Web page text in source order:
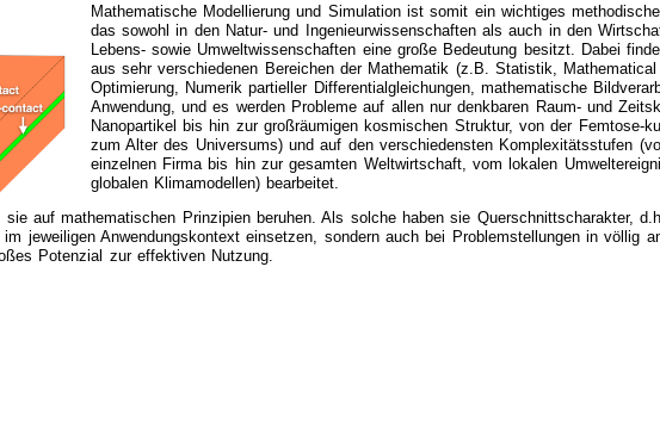
Mathematische Modellierung und Simulation ist somit ein wichtiges
das sowohl in den Natur- und Ingenieurwissenschaften als auch in den
Lebens- sowie Umweltwissenschaften eine große Bedeutung besitzt. Dabei
aus sehr verschiedenen Bereichen der Mathematik (z.B. Statistik, Mathematical
Optimierung, Numerik partieller Differentialgleichungen, mathematische
Anwendung, und es werden Probleme auf allen nur denkbaren Raum- und
Nanopartikel bis hin zur großräumigen kosmischen Struktur, von der Femtose-
zum Alter des Universums) und auf den verschiedensten Komplexitätsstufen
einzelnen Firma bis hin zur gesamten Weltwirtschaft, vom lokalen
globalen Klimamodellen) bearbeitet.
auf mathematischen Prinzipien beruhen. Als solche haben sie Querschnittscharakter,
jeweiligen Anwendungskontext einsetzen, sondern auch bei Problemstellungen in völlig
Potenzial zur effektiven Nutzung.